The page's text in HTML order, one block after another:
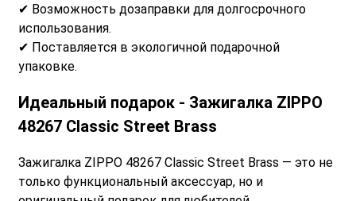
✔ Возможность дозаправки для долгосрочного
использования.
✔ Поставляется в экологичной подарочной
упаковке.
Идеальный подарок - Зажигалка ZIPPO
48267 Classic Street Brass
Зажигалка ZIPPO 48267 Classic Street Brass — это не
только функциональный аксессуар, но и